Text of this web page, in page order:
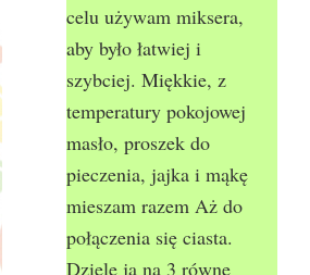
celu używam miksera,
aby było łatwiej i
szybciej. Miękkie, z
temperatury pokojowej
masło, proszek do
pieczenia, jajka i mąkę
mieszam razem Aż do
połączenia się ciasta.
Dzielę ja na 3 równe